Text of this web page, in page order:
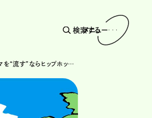
検索する
メニュー
この曲で宇多丸もLAにトリップ！ クルマを“流す”ならヒップホップクラシック〈ドクター・ドレー / Let Me Ride〉